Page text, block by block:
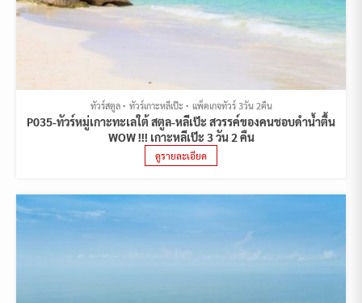
ทัวร์สตูล ทัวร์เกาะหลีเป๊ะ แพ็คเกจทัวร์ 3วัน 2คืน
P035-ทัวร์หมู่เกาะทะเลใต้ สตูล-หลีเป๊ะ สวรรค์ของคนชอบดำน้ำตื้น
WOW !!! เกาะหลีเป๊ะ 3 วัน 2 คืน
ดูรายละเอียด